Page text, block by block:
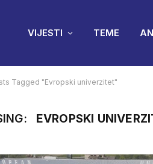
VIJESTI TEME
Tagged "Evropski univerzitet"
EVROPSKI